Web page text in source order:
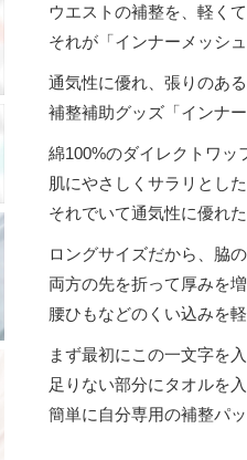
ウエストの補整を、軽く
それが「インナーメッシ
通気性に優れ、張りのあ
補整補助グッズ「インナ
綿100%のダイレクトワッ
肌にやさしくサラリとし
それでいて通気性に優れ
ロングサイズだから、脇
両方の先を折って厚みを
腰ひもなどのくい込みを
まず最初にこの一文字を
足りない部分にタオルを
簡単に自分専用の補整パッ